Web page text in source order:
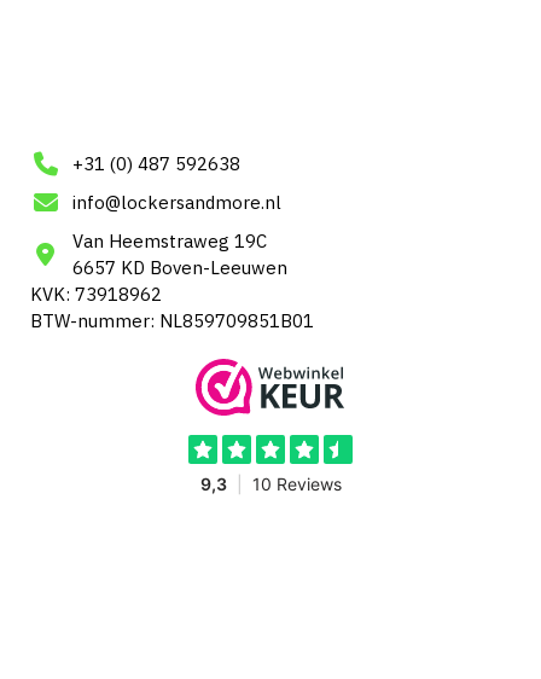
+31 (0) 487 592638
info@lockersandmore.nl
Van Heemstraweg 19C
6657 KD Boven-Leeuwen
KVK: 73918962
BTW-nummer: NL859709851B01